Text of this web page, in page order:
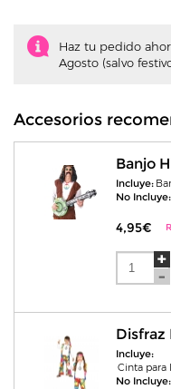
Haz tu pedido
Agosto (salvo
Accesorios
Banjo
Incluye:
No Incluye:
4,95€
Disfraz
Incluye:
Cinta para
No Incluye: